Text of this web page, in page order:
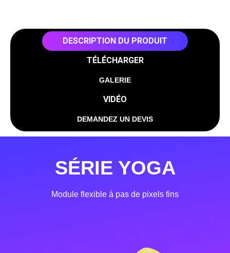
DESCRIPTION DU PRODUIT
TÉLÉCHARGER
GALERIE
VIDÉO
DEMANDEZ UN DEVIS
SÉRIE YOGA
Module flexible à pas de pixels fins